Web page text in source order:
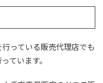
っている販売代理店でも
ています。